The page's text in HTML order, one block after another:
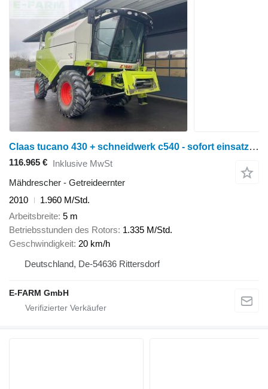
Claas tucano 430 + schneidwerk c540 - sofort einsatzbereite maschine!
116.965 € Inklusive MwSt
Mähdrescher - Getreideernter
2010
1.960 M/Std.
Arbeitsbreite 5 m
Betriebsstunden des Rotors 1.335 M/Std.
Geschwindigkeit 20 km/h
Deutschland, De-54636 Rittersdorf
E-FARM GmbH